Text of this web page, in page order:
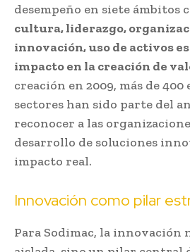
desempeño en siete ámbitos
cultura, liderazgo,
innovación, uso de activos
impacto en la creación de
creación en 2009, más de 400
sectores han sido parte del
reconocer a las
desarrollo de soluciones
impacto real.
Innovación como pilar
Para Sodimac, la innovación